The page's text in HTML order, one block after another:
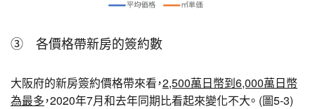
③ 各價格帶新房的簽約數
大阪府的新房簽約價格帶來看，2,500萬日幣到6,000萬日幣
為最多，2020年7月和去年同期比看起來變化不大。 (圖5-3)